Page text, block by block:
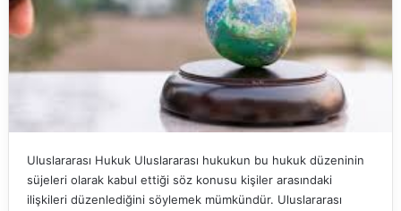
Uluslararası Hukuk Uluslararası hukukun bu hukuk düzeninin
süjeleri olarak kabul ettiği söz konusu kişiler arasındaki
ilişkileri düzenlediğini söylemek mümkündür. Uluslararası